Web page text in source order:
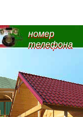
номер
телефона